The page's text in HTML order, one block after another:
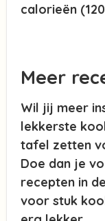
calorieën
Meer
Wil jij meer
lekkerste
tafel zetten
Doe dan je
recepten in
voor stuk